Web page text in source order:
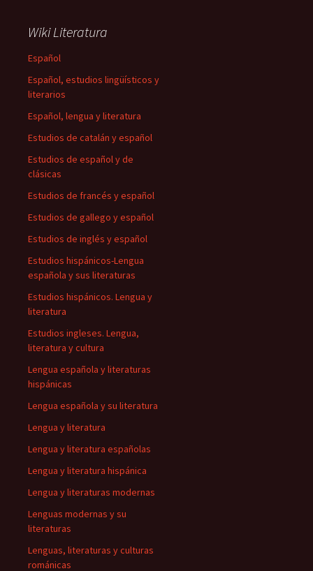
Wiki Literatura
Español
Español, estudios lingüísticos y
literarios
Español, lengua y literatura
Estudios de catalán y español
Estudios de español y de
clásicas
Estudios de francés y español
Estudios de gallego y español
Estudios de inglés y español
Estudios hispánicos-Lengua
española y sus literaturas
Estudios hispánicos. Lengua y
literatura
Estudios ingleses. Lengua,
literatura y cultura
Lengua española y literaturas
hispánicas
Lengua española y su literatura
Lengua y literatura
Lengua y literatura españolas
Lengua y literatura hispánica
Lengua y literaturas modernas
Lenguas modernas y su
literaturas
Lenguas, literaturas y culturas
románicas